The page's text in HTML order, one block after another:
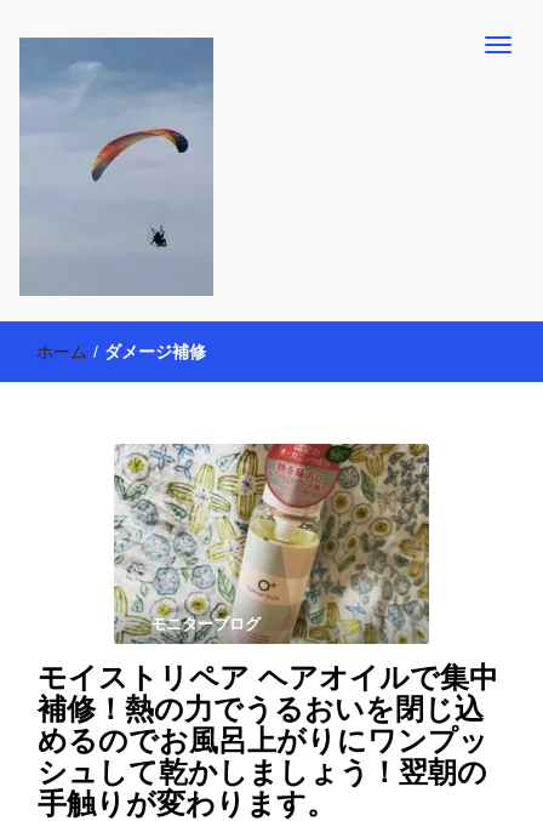
働く母の40代を楽しむ方法
ー活動を通して、豊かな生活を楽しんでいます。懸賞やモニター生
活だけでなく、大好きな【旅行・温泉・食育・美容健康アイテム探
索】も全力で楽しみます。
ホーム / ダメージ補修
モニターブログ
モイストリペア ヘアオイルで集中
補修！熱の力でうるおいを閉じ込
めるのでお風呂上がりにワンプッ
シュして乾かしましょう！翌朝の
手触りが変わります。